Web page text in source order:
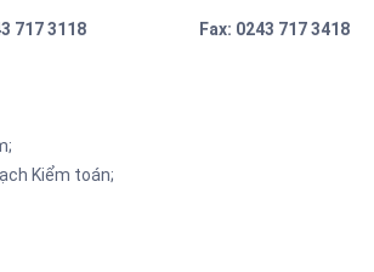
717 3118 Fax: 0243 717 3418
Kiểm toán;